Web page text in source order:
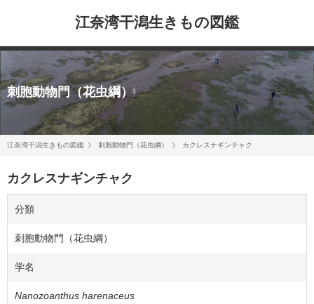
江奈湾干潟生きもの図鑑
刺胞動物門（花虫綱）
江奈湾干潟生きもの図鑑 刺胞動物門（花虫綱） カクレスナギンチャク
カクレスナギンチャク
分類
刺胞動物門（花虫綱）
学名
Nanozoanthus harenaceus